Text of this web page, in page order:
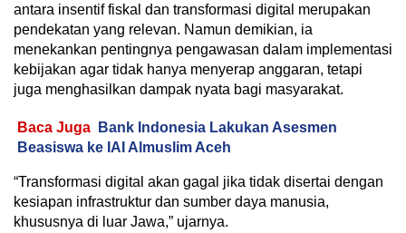
antara insentif fiskal dan transformasi digital merupakan
pendekatan yang relevan. Namun demikian, ia
menekankan pentingnya pengawasan dalam implementasi
kebijakan agar tidak hanya menyerap anggaran, tetapi
juga menghasilkan dampak nyata bagi masyarakat.
Baca Juga
Bank Indonesia Lakukan Asesmen
Beasiswa ke IAI Almuslim Aceh
“Transformasi digital akan gagal jika tidak disertai dengan
kesiapan infrastruktur dan sumber daya manusia,
khususnya di luar Jawa,” ujarnya.